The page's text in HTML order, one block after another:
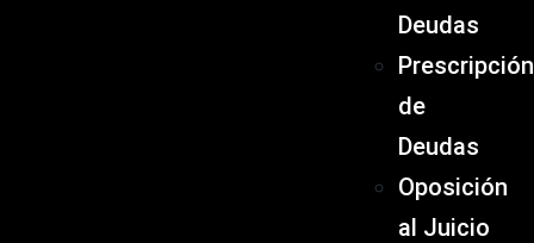
Deudas
Prescripción
de
Deudas
Oposición
al Juicio